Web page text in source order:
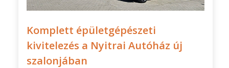
Komplett épületgépészeti
kivitelezés a Nyitrai Autóház új
szalonjában